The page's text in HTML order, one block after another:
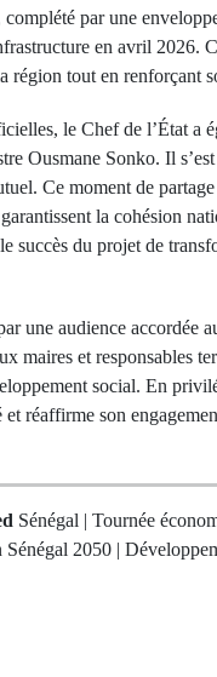
complété par une
en avril 2026.
région tout en renforçant
le Chef de l’État a
Ousmane Sonko. Il
Ce moment de
la cohésion
succès du projet de
une audience accordée
maires et responsables
social. En
réaffirme son
Sénégal | Tournée
Sénégal 2050 |